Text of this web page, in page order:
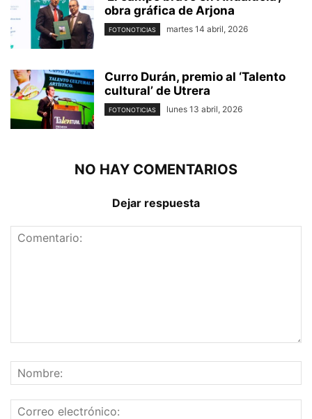
obra gráfica de Arjona
FOTONOTICIAS martes 14 abril, 2026
Curro Durán, premio al ‘Talento
cultural’ de Utrera
FOTONOTICIAS lunes 13 abril, 2026
NO HAY COMENTARIOS
Dejar respuesta